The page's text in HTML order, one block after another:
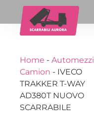
Home - Automezzi
Camion - IVECO
TRAKKER T-WAY
AD380T NUOVO
SCARRABILE